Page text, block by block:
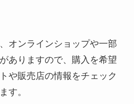
インカのめざめはどこで買える？
スーパーや成城石井で売ってる？
北海道ではどこで手に入る？
オンラインショップや一部
ありますので、購入を希望
や販売店の情報をチェック
す。